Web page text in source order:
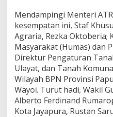
Mendampingi Menteri
kesempatan ini, Staf
Agraria, Rezka Oktoberia;
Masyarakat (Humas) dan
Direktur Pengaturan
Ulayat, dan Tanah
Wilayah BPN Provinsi
Wayoi. Turut hadi, Wakil
Alberto Ferdinand
Kota Jayapura, Rustan